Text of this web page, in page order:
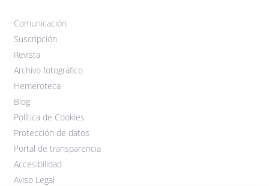
Comunicación
Suscripción
Revista
Archivo fotográfico
Hemeroteca
Blog
Política de Cookies
Protección de datos
Portal de transparencia
Accesibilidad
Aviso Legal